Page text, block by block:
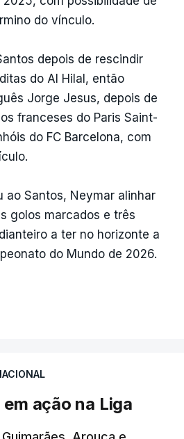
do vínculo.
depois de rescindir
do Al Hilal, então
Jorge Jesus, depois de
franceses do Paris Saint-
do FC Barcelona, com
ao Santos, Neymar alinhar
golos marcados e três
a ter no horizonte a
do Mundo de 2026.
ação na Liga